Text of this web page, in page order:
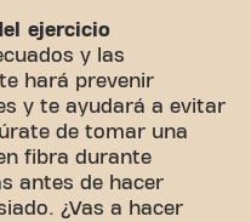
ejercicio
y las
hará prevenir
y te ayudará a evitar
de tomar una
fibra durante
antes de hacer
¿Vas a hacer